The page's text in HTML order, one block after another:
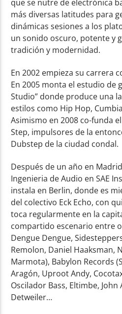
que se nutre de electrónica
más diversas latitudes para
dinámicas sesiones a los
un sonido oscuro, potente y
tradición y modernidad.
En 2002 empieza su carrera
En 2005 monta el estudio de
Studio” donde produce una
estilos como Hip Hop,
Asimismo en 2008 co-funda
Step, impulsores de la
Dubstep de la ciudad condal.
Después de un año en
Ingenieria de Audio en SAE
instala en Berlin, donde es
del colectivo Eck Echo, con
toca regularmente en la
compartido escenario entre
Dengue Dengue,
Remolon, Daniel Haaksman,
Marmota), Babylon Records
Aragón, Uproot Andy,
Oscilador Bass, Eltimbe, John
Detweiler…